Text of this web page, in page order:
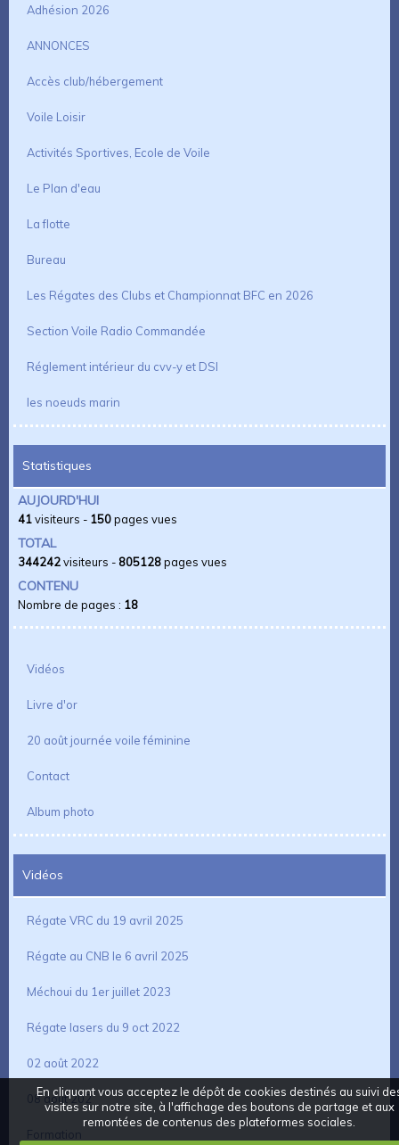
Adhésion 2026
ANNONCES
Accès club/hébergement
Voile Loisir
Activités Sportives, Ecole de Voile
Le Plan d'eau
La flotte
Bureau
Les Régates des Clubs et Championnat BFC en 2026
Section Voile Radio Commandée
Réglement intérieur du cvv-y et DSI
les noeuds marin
Statistiques
AUJOURD'HUI
41visiteurs - 150pages vues
TOTAL
344242visiteurs - 805128pages vues
CONTENU
Nombre de pages : 18
Vidéos
Livre d'or
20 août journée voile féminine
Contact
Album photo
Vidéos
Régate VRC du 19 avril 2025
Régate au CNB le 6 avril 2025
Méchoui du 1er juillet 2023
Régate lasers du 9 oct 2022
02 août 2022
08 aout 202
Formation
En cliquant vous acceptez le dépôt de cookies destinés au suivi
visites sur notre site, à l'affichage des boutons de partage et aux
remontées de contenus des plateformes sociales.